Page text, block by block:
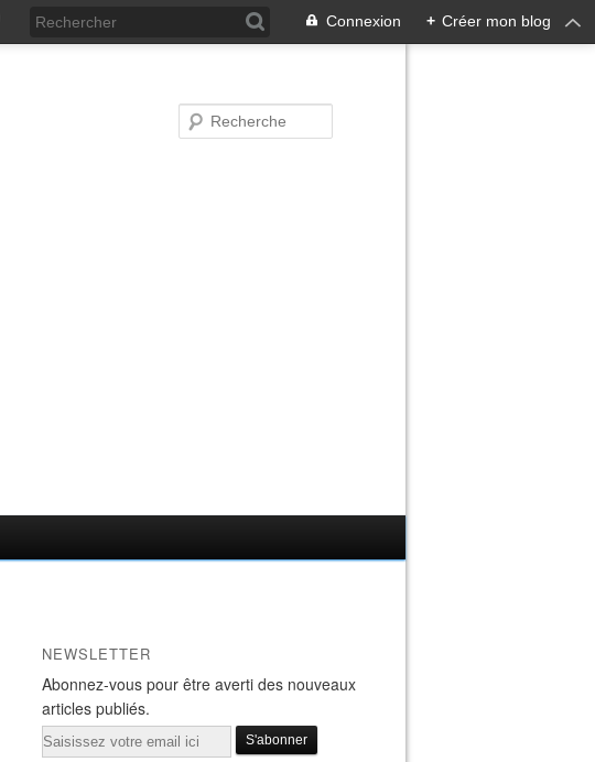
Connexion + Créer mon blog
NEWSLETTER
Abonnez-vous pour être averti des nouveaux
articles publiés.
Email